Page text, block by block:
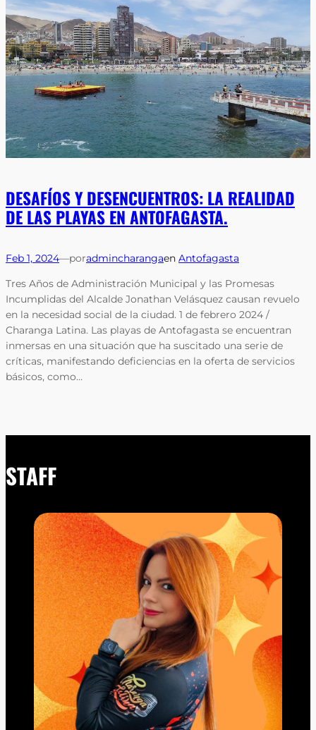
DESAFÍOS Y DESENCUENTROS: LA REALIDAD
DE LAS PLAYAS EN ANTOFAGASTA.
Feb 1, 2024—poradmincharangaen Antofagasta
Tres Años de Administración Municipal y las Promesas
Incumplidas del Alcalde Jonathan Velásquez causan revuelo
en la necesidad social de la ciudad. 1 de febrero 2024 /
Charanga Latina. Las playas de Antofagasta se encuentran
inmersas en una situación que ha suscitado una serie de
críticas, manifestando deficiencias en la oferta de servicios
básicos, como…
STAFF